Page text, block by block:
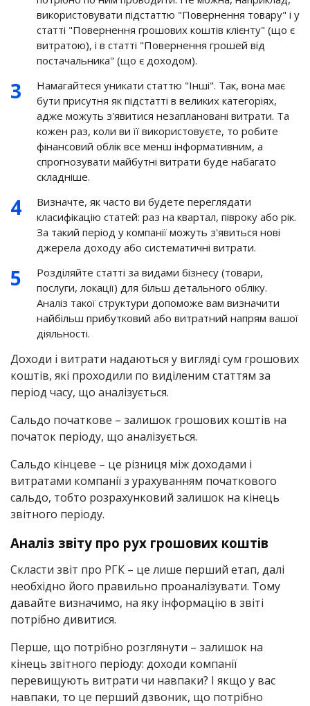
використовувати підстаттю "Повернення товару" і у
статті "Повернення грошових коштів клієнту" (що є
витратою), і в статті "Повернення грошей від
постачальника" (що є доходом).
Намагайтеся уникати статтю "Інші". Так, вона має
бути присутня як підстатті в великих категоріях,
адже можуть з'явитися незаплановані витрати. Та
кожен раз, коли ви її використовуєте, то робите
фінансовий облік все менш інформативним, а
спрогнозувати майбутні витрати буде набагато
складніше.
Визначте, як часто ви будете переглядати
класифікацію статей: раз на квартал, півроку або рік.
За такий період у компанії можуть з'явиться нові
джерела доходу або систематичні витрати.
Розділяйте статті за видами бізнесу (товари,
послуги, локації) для більш детального обліку.
Аналіз такої структури допоможе вам визначити
найбільш прибутковий або витратний напрям вашої
діяльності.
Доходи і витрати надаються у вигляді сум грошових
коштів, які проходили по виділеним статтям за
період часу, що аналізується.
Сальдо початкове – залишок грошових коштів на
початок періоду, що аналізується.
Сальдо кінцеве – це різниця між доходами і
витратами компанії з урахуванням початкового
сальдо, тобто розрахунковий залишок на кінець
звітного періоду.
Аналіз звіту про рух грошових коштів
Скласти звіт про РГК – це лише перший етап, далі
необхідно його правильно проаналізувати. Тому
давайте визначимо, на яку інформацію в звіті
потрібно дивитися.
Перше, що потрібно розглянути – залишок на
кінець звітного періоду: доходи компанії
перевищують витрати чи навпаки? І якщо у вас
навпаки, то це перший дзвоник, що потрібно